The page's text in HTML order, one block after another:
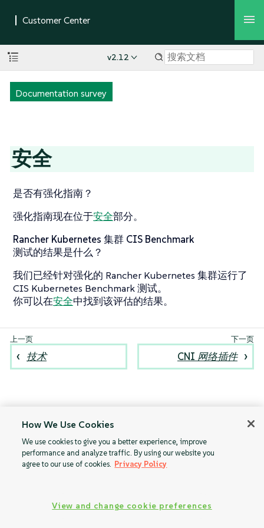
v2.12
Documentation survey
安全
是否有强化指南？
强化指南现在位于安全部分。
Rancher Kubernetes 集群 CIS Benchmark
测试的结果是什么？
我们已经针对强化的 Rancher Kubernetes 集群运行了
CIS Kubernetes Benchmark 测试。
你可以在安全中找到该评估的结果。
技术 CNI 网络插件
How We Use Cookies
We use cookies to give you a better experience, improve
performance and analyze traffic. By using our website you
agree to our use of cookies. Privacy Policy
View and change cookie preferences